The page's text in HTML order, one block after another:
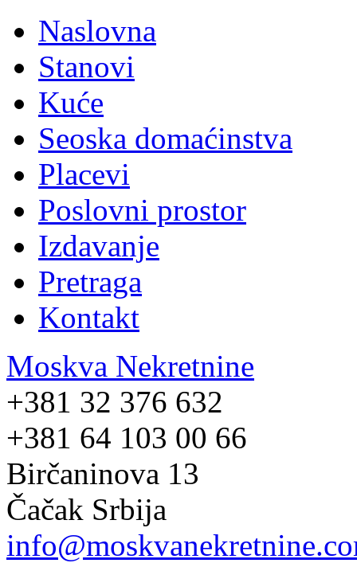
Naslovna
Stanovi
Kuće
Seoska domaćinstva
Placevi
Poslovni prostor
Izdavanje
Pretraga
Kontakt
Moskva Nekretnine
+381 32 376 632
+381 64 103 00 66
Birčaninova 13
Čačak Srbija